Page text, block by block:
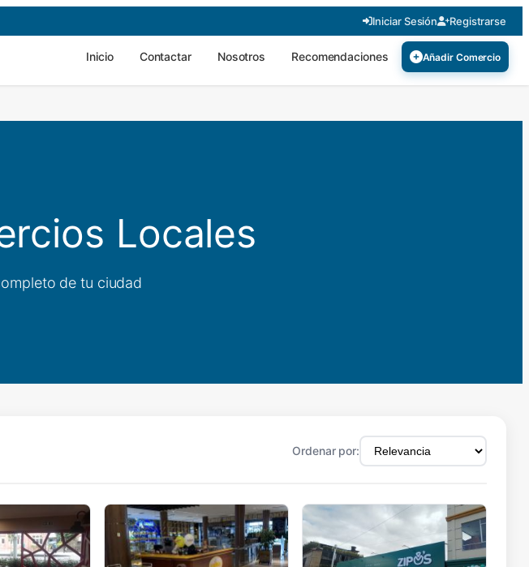
Iniciar Sesión Registrarse
Inicio Contactar Nosotros Recomendaciones Añadir Comercio
Locales
de tu ciudad
Ordenar por: